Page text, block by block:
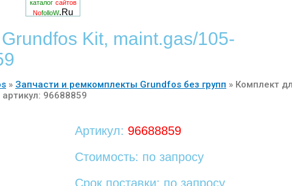
каталог сайтов
NofolloW.Ru
Kit, maint.gas/105-
» Запчасти и ремкомплекты Grundfos без групп » Комплект
96688859
Артикул: 96688859
Стоимость: по запросу
Срок поставки: по запросу